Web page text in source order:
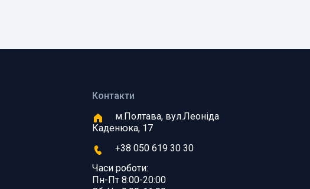
Контакти
м.Полтава, вул.Леоніда
Каденюка, 17
+38 050 619 30 30
Часи роботи:
Пн-Пт 8:00-20:00